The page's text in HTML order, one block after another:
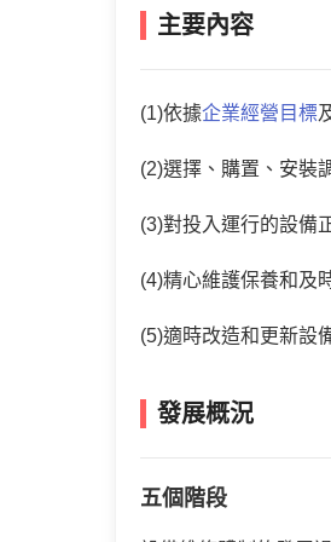
主要內容
(1)依據企業經營目標
(2)選擇、購置、安裝
(3)對投入運行的設備
(4)精心維護保養和及
(5)適時改造和更新設
發展概況
五個階段